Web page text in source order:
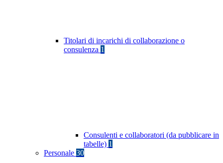
Titolari di incarichi di collaborazione o
consulenza 1
Consulenti e collaboratori (da pubblicare in
tabelle) 1
Personale 30